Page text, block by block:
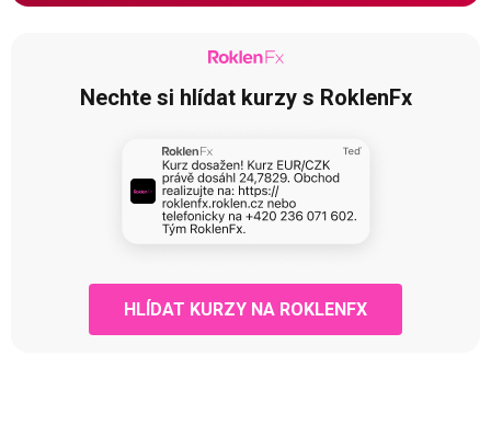
Nechte si hlídat kurzy s RoklenFx
HLÍDAT KURZY NA ROKLENFX